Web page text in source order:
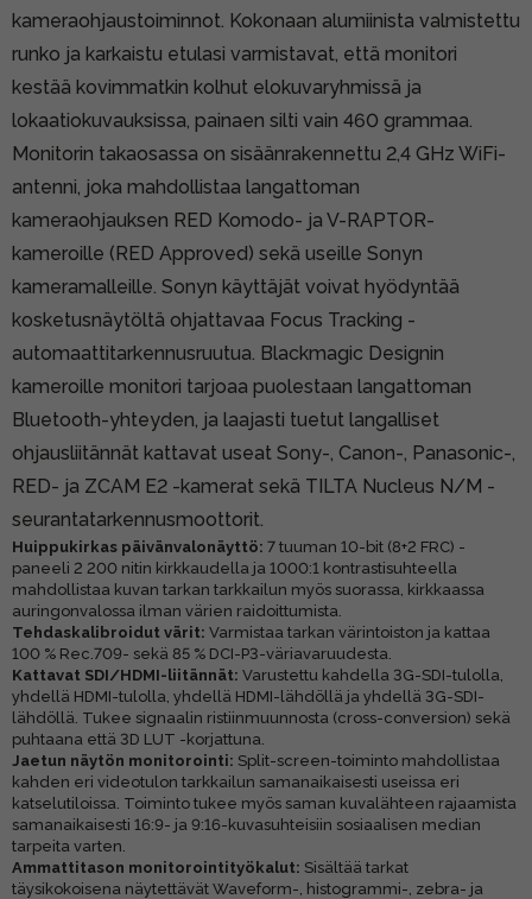
kameraohjaustoiminnot. Kokonaan alumiinista valmistettu
runko ja karkaistu etulasi varmistavat, että monitori
kestää kovimmatkin kolhut elokuvaryhmissä ja
lokaatiokuvauksissa, painaen silti vain 460 grammaa.
Monitorin takaosassa on sisäänrakennettu 2,4 GHz WiFi-
antenni, joka mahdollistaa langattoman
kameraohjauksen RED Komodo- ja V-RAPTOR-
kameroille (RED Approved) sekä useille Sonyn
kameramalleille. Sonyn käyttäjät voivat hyödyntää
kosketusnäytöltä ohjattavaa Focus Tracking -
automaattitarkennusruutua. Blackmagic Designin
kameroille monitori tarjoaa puolestaan langattoman
Bluetooth-yhteyden, ja laajasti tuetut langalliset
ohjausliitännät kattavat useat Sony-, Canon-, Panasonic-,
RED- ja ZCAM E2 -kamerat sekä TILTA Nucleus N/M -
seurantatarkennusmoottorit.
Huippukirkas päivänvalonäyttö: 7 tuuman 10-bit (8+2 FRC) -
paneeli 2 200 nitin kirkkaudella ja 1000:1 kontrastisuhteella
mahdollistaa kuvan tarkan tarkkailun myös suorassa, kirkkaassa
auringonvalossa ilman värien raidoittumista.
Tehdaskalibroidut värit: Varmistaa tarkan värintoiston ja kattaa
100 % Rec.709- sekä 85 % DCI-P3-väriavaruudesta.
Kattavat SDI/HDMI-liitännät: Varustettu kahdella 3G-SDI-tulolla,
yhdellä HDMI-tulolla, yhdellä HDMI-lähdöllä ja yhdellä 3G-SDI-
lähdöllä. Tukee signaalin ristiinmuunnosta (cross-conversion) sekä
puhtaana että 3D LUT -korjattuna.
Jaetun näytön monitorointi: Split-screen-toiminto mahdollistaa
kahden eri videotulon tarkkailun samanaikaisesti useissa eri
katselutiloissa. Toiminto tukee myös saman kuvalähteen rajaamista
samanaikaisesti 16:9- ja 9:16-kuvasuhteisiin sosiaalisen median
tarpeita varten.
Ammattitason monitorointityökalut: Sisältää tarkat
täysikokoisena näytettävät Waveform-, histogrammi-, zebra- ja